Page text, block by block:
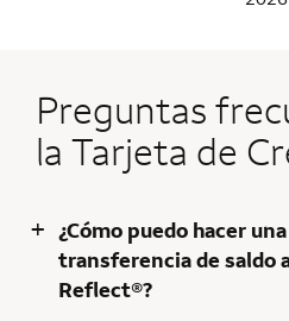
Preguntas
la Tarjeta de
+ ¿Cómo puedo hacer
transferencia de saldo
Reflect®?